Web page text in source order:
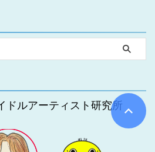
ドルアーティスト研究所